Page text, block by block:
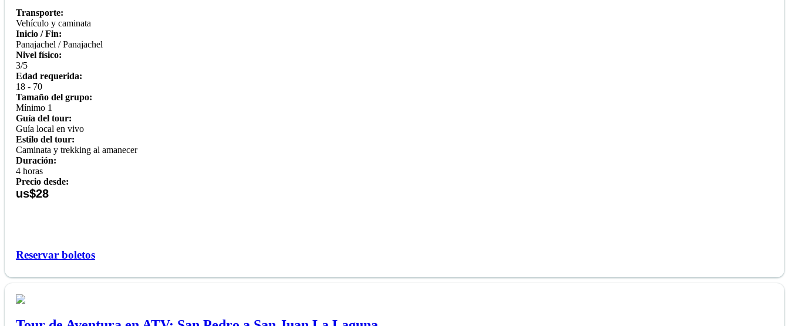
Transporte:
Vehículo y caminata
Inicio / Fin:
Panajachel / Panajachel
Nivel físico:
3/5
Edad requerida:
18 - 70
Tamaño del grupo:
Mínimo 1
Guía del tour:
Guía local en vivo
Estilo del tour:
Caminata y trekking al amanecer
Duración:
4 horas
Precio desde:
us$28
Reservar boletos